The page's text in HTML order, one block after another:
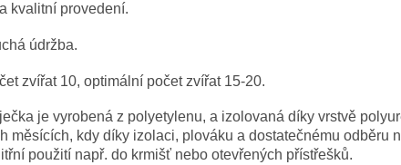
kvalitní provedení.
údržba.
zvířat 10, optimální počet zvířat 15-20.
je vyrobená z polyetylenu, a izolovaná díky vrstvě
měsících, kdy díky izolaci, plováku a dostatečnému odběru
použití např. do krmišť nebo otevřených přístřešků.